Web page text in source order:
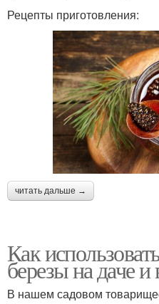
Рецепты приготовления:
читать дальше →
Как
березы на даче
В нашем садовом